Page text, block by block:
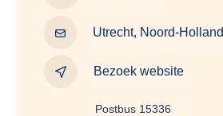
Utrecht, Noord-Holland
Bezoek website
Postbus 15336